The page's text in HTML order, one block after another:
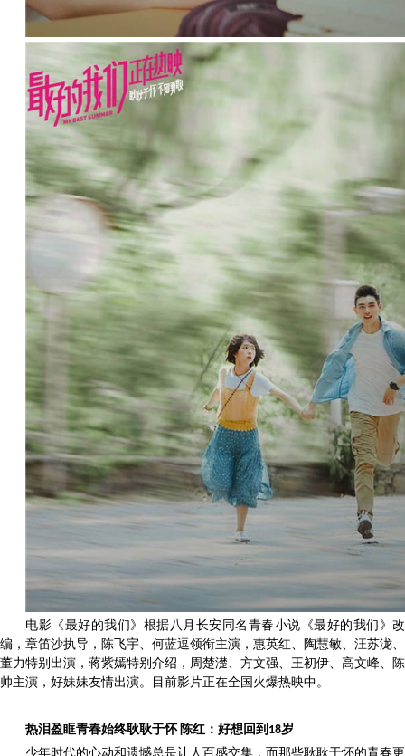
电影《最好的我们》根据八月长安同名青春小说《最好的我们》改
编，章笛沙执导，陈飞宇、何蓝逗领衔主演，惠英红、陶慧敏、汪苏泷、
董力特别出演，蒋紫嫣特别介绍，周楚濋、方文强、王初伊、高文峰、陈
帅主演，好妹妹友情出演。目前影片正在全国火爆热映中。
热泪盈眶青春始终耿耿于怀 陈红：好想回到 18岁